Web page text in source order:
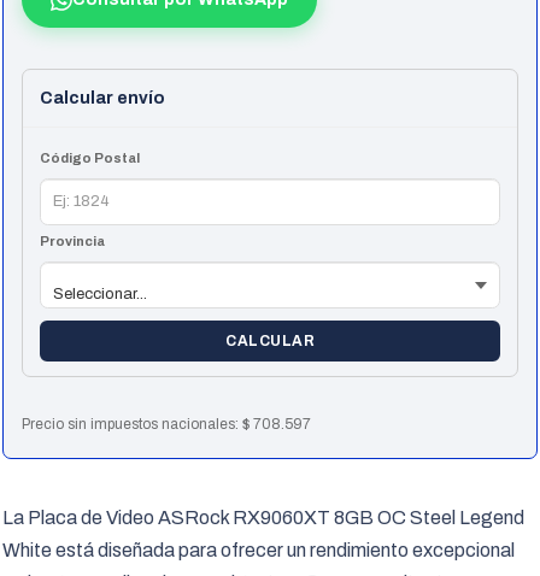
White
Calcular envío
Código Postal
Provincia
CALCULAR
Precio sin impuestos nacionales:$ 708.597
La Placa de Video ASRock RX9060XT 8GB OC Steel Legend
White está diseñada para ofrecer un rendimiento excepcional